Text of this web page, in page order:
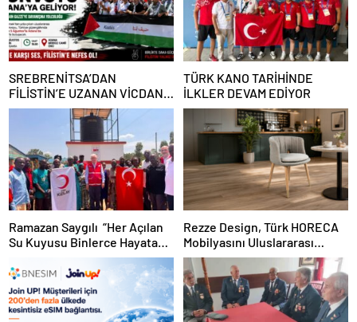
SREBRENİTSA’DAN
FİLİSTİN’E UZANAN VİCDAN
YOLCULUĞU ADANA’YA
TÜRK KANO TARİHİNDE
İLKLER DEVAM EDİYOR
Ramazan Saygılı “Her Açılan
Su Kuyusu Binlerce Hayata
Rezze Design, Türk HORECA
Mobilyasını Uluslararası
Projelere Taşıyor